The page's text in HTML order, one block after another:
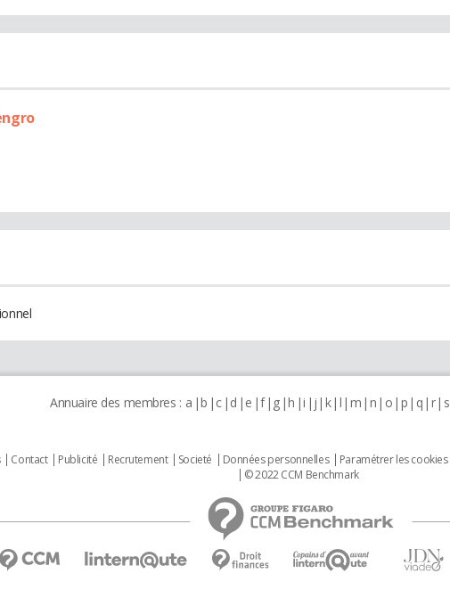
Annuaire des membres : a b c d e f g h i j k l m n o p q r s
Contact Publicité Recrutement Societé Données personnelles Paramétrer les cookies
© 2022 CCM Benchmark